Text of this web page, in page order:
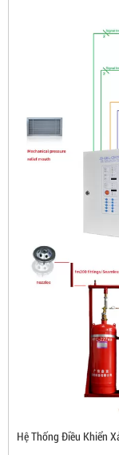
ĐẦU BÁO LỬA
Hệ Thống Điều Khiển